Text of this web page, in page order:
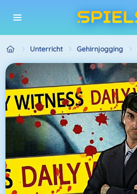
Unterricht Gehirnjogging